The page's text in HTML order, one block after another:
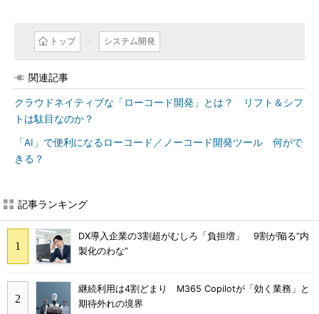
トップ システム開発
関連記事
クラウドネイティブな「ローコード開発」とは？ リフト＆シフ
トは駄目なのか？
「AI」で便利になるローコード／ノーコード開発ツール 何がで
きる？
記事ランキング
DX導入企業の3割超がむしろ「負担増」 9割が陥る“内
製化のわな”
継続利用は4割どまり M365 Copilotが「効く業務」と
期待外れの境界